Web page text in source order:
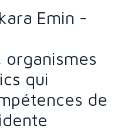
Emin -
qui
de